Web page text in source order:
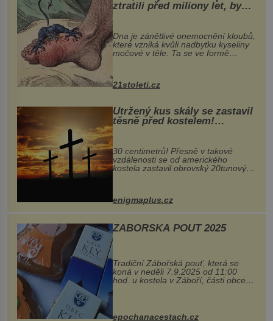
ztratili před miliony let, by
mohl pomoci s léčbou
„nemoci králů“
Dna je zánětlivé onemocnění kloubů,
které vzniká kvůli nadbytku kyseliny
močové v těle. Ta se ve formě
nohou, a způsobuje bole...
21stoleti.cz
Utržený kus skály se zastavil
těsně před kostelem!
Ochránila ho boží síla?
30 centimetrů! Přesně v takové
vzdálenosti se od amerického
kostela zastavil obrovský 20tunový
...
enigmaplus.cz
ZÁBOŘSKÁ POUŤ 2025
Tradiční Zábořská pouť, která se
koná v neděli 7.9.2025 od 11:00
hod. u kostela v Záboří, části obce
Kly u Mělníka. V programu naleznete
komentovanou prohlídku kostela,
epochanacestach.cz